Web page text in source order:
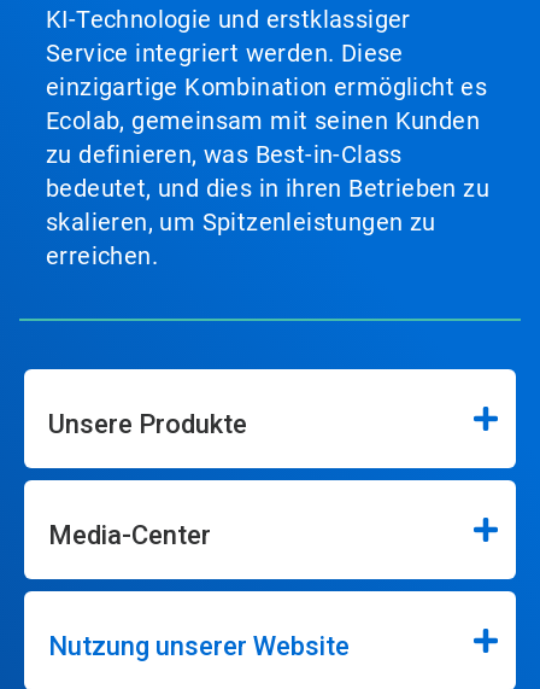
KI-Technologie und erstklassiger
Service integriert werden. Diese
einzigartige Kombination ermöglicht es
Ecolab, gemeinsam mit seinen Kunden
zu definieren, was Best-in-Class
bedeutet, und dies in ihren Betrieben zu
skalieren, um Spitzenleistungen zu
erreichen.
Unsere Produkte
Media-Center
Nutzung unserer Website